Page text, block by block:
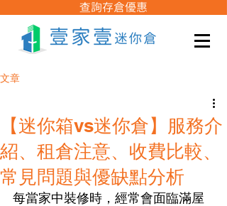
查詢存倉優惠
文章
【迷你箱vs迷你倉】服務介
紹、租倉注意、收費比較、
常見問題與優缺點分析
每當家中裝修時，經常會面臨滿屋